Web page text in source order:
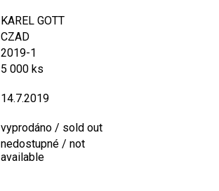
KAREL GOTT
CZAD
2019-1
5 000 ks
14.7.2019
vyprodáno / sold out
nedostupné / not
available